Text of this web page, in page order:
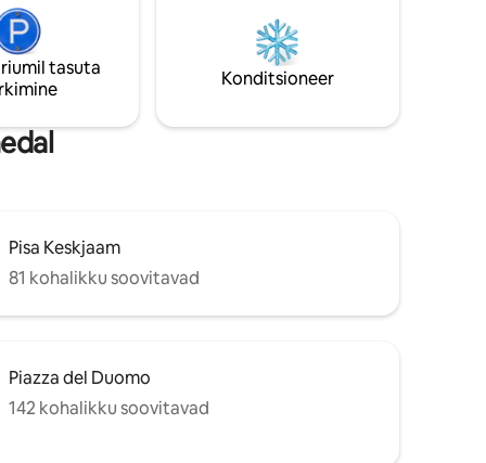
tasuta
Konditsioneer
Pisa Keskjaam
81 kohalikku soovitavad
Piazza del Duomo
142 kohalikku soovitavad